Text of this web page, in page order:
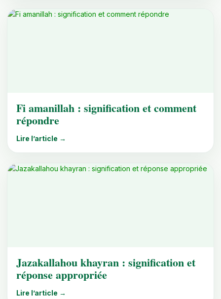
Fi amanillah : signification et comment
répondre
Lire l’article →
Jazakallahou khayran : signification et
réponse appropriée
Lire l’article →